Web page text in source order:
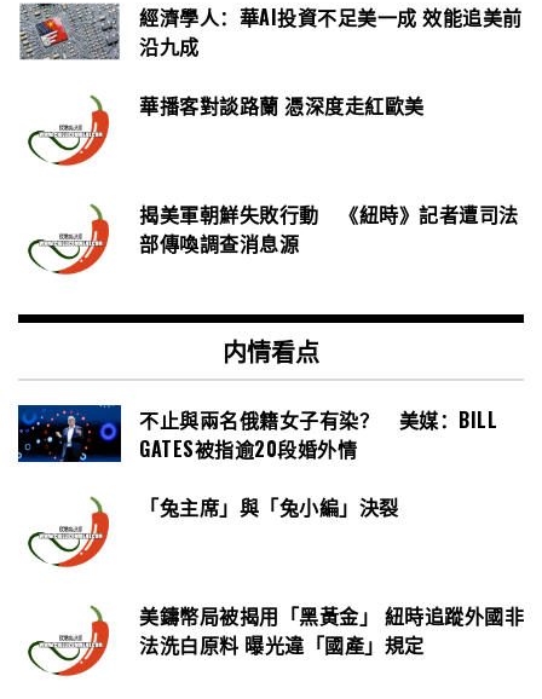
經濟學人：華AI投資不足美一成 效能追美前
沿九成
華播客對談路蘭 憑深度走紅歐美
揭美軍朝鮮失敗行動 《紐時》記者遭司法
部傳喚調查消息源
内情看点
不止與兩名俄籍女子有染？ 美媒：BILL
GATES被指逾20段婚外情
「兔主席」與「兔小編」決裂
美鑄幣局被揭用「黑黃金」 紐時追蹤外國非
法洗白原料 曝光違「國產」規定